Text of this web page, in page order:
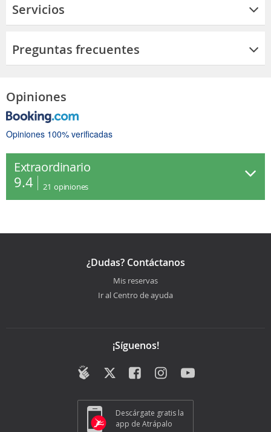
Servicios
Preguntas frecuentes
Opiniones
Opiniones 100% verificadas
Extraordinario
9.4 21 opiniones
¿Dudas? Contáctanos
Mis reservas
Ir al Centro de ayuda
¡Síguenos!
Descárgate gratis la
app de Atrápalo